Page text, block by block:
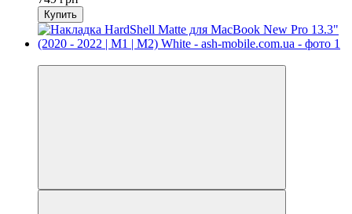
Купить